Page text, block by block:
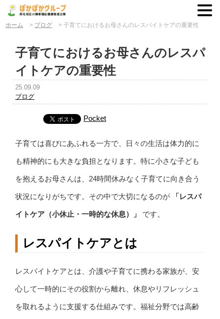
ホーム > ブログ >子育てにおけるお母さんのレスパイトケアの重要性
子育てにおけるお母さんのレスパ
イトケアの重要性
25.09.09
ブログ
Pocket
子育ては喜びにあふれる一方で、日々の生活は体力的に
も精神的にも大きな負担となります。特に小さな子ども
を抱えるお母さんは、24時間休みなく子育てに向き合う
状況になりがちです。その中で大切になるのが 「レスパ
イトケア（小休止・一時的な休息）」 です。
レスパイトケアとは
レスパイトケアとは、介護や子育てに携わる家族が、安
心して一時的にその役割から離れ、休息やリフレッシュ
を取れるように支援する仕組みです。福祉分野では高齢